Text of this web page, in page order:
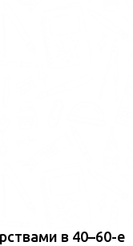
в 40–60-е